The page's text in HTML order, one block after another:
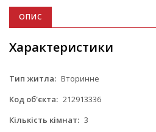
ОПИС
Характеристики
Тип житла: Вторинне
Код об'єкта: 212913336
Кількість кімнат: 3